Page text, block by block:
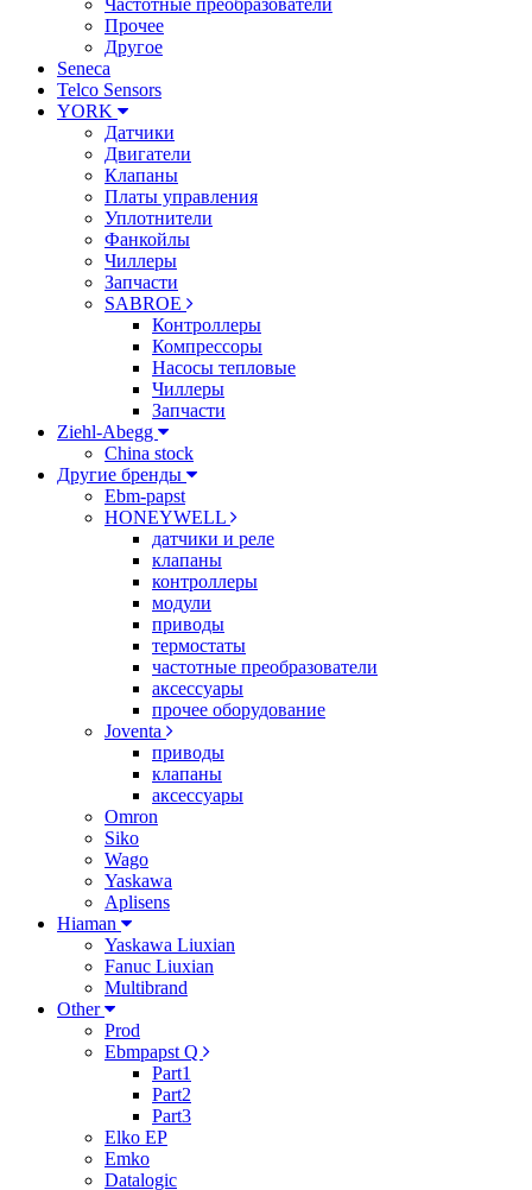
Частотные преобразователи
Прочее
Другое
Seneca
Telco Sensors
YORK
Датчики
Двигатели
Клапаны
Платы управления
Уплотнители
Фанкойлы
Чиллеры
Запчасти
SABROE
Контроллеры
Компрессоры
Насосы тепловые
Чиллеры
Запчасти
Ziehl-Abegg
China stock
Другие бренды
Ebm-papst
HONEYWELL
датчики и реле
клапаны
контроллеры
модули
приводы
термостаты
частотные преобразователи
аксессуары
прочее оборудование
Joventa
приводы
клапаны
аксессуары
Omron
Siko
Wago
Yaskawa
Aplisens
Hiaman
Yaskawa Liuxian
Fanuc Liuxian
Multibrand
Other
Prod
Ebmpapst Q
Part1
Part2
Part3
Elko EP
Emko
Datalogic